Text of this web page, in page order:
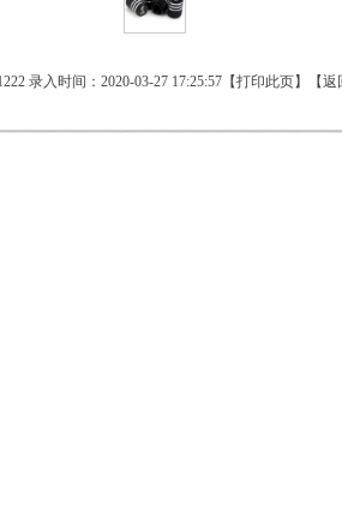
录入时间：2020-03-27 17:25:57【打印此页】【返